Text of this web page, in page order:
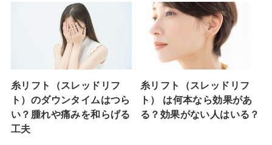
糸リフト（スレッドリフ
ト）のダウンタイムはつら
い？腫れや痛みを和らげる
工夫
糸リフト（スレッドリフ
ト） は何本なら効果があ
る？効果がない人はいる？